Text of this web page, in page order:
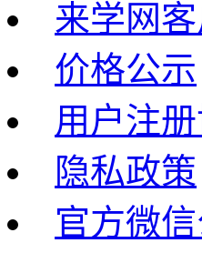
来学网
价格公示
用户注
隐私政策
官方微